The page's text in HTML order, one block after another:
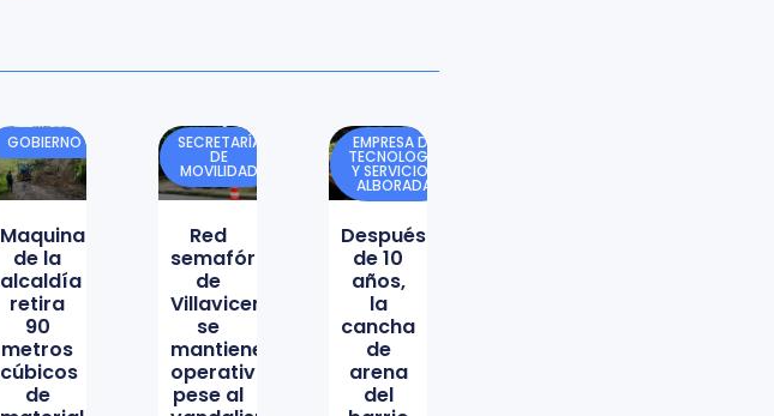
GOBIERNO
Maquinaria
de la
alcaldía
retira
90
metros
cúbicos
de
SECRETARÍA
DE
MOVILIDAD
Red
semafórica
de
Villavicencio
se
mantiene
operativa
pese al
EMPRESA DE
TECNOLOGÍA
Y SERVICIOS
ALBORADA
Después
de 10
años,
la
cancha
de
arena
del